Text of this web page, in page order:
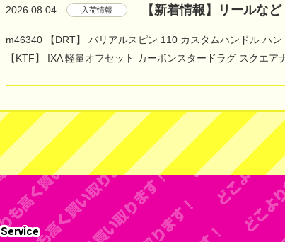
2026.08.04 入荷情報 【新着情報】リールな
m46340 【DRT】 バリアルスピン 110 カスタムハンドル ハ
【KTF】 IXA 軽量オフセット カーボンスタードラグ スクエ
Service